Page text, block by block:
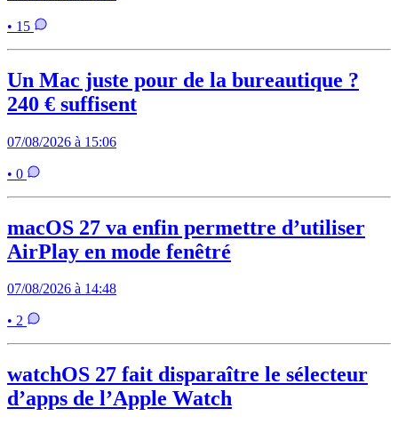
• 15
Un Mac juste pour de la bureautique ?
240 € suffisent
07/08/2026 à 15:06
• 0
macOS 27 va enfin permettre d’utiliser
AirPlay en mode fenêtré
07/08/2026 à 14:48
• 2
watchOS 27 fait disparaître le sélecteur
d’apps de l’Apple Watch